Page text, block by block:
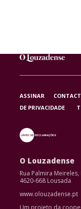
ASSINAR
DE PRIVACIDADE
O Louzadense
Rua Palmira Meireles,
4620-668 Lousada
Um projeto da